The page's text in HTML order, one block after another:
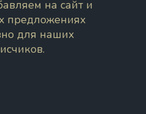
на сайт и
предложениях
для наших